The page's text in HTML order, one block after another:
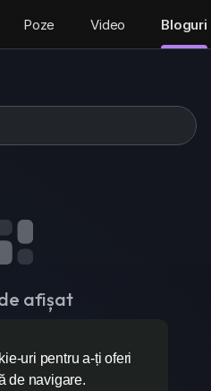
uri pentru a-ți oferi
de navigare.
Poze Video Bloguri
afișat